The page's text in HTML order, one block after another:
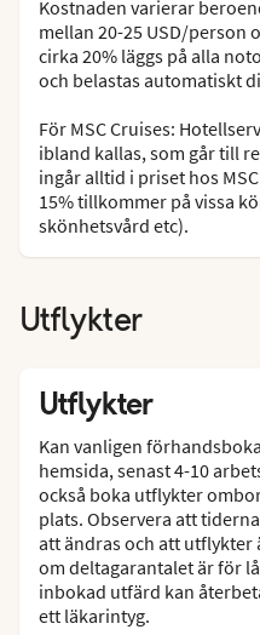
Kostnaden varierar
mellan 20-25 USD/person
cirka 20% läggs på alla
och belastas automatiskt
För MSC Cruises:
ibland kallas, som går till
ingår alltid i priset hos
15% tillkommer på vissa
skönhetsvård etc).
Utflykter
Utflykter
Kan vanligen
hemsida, senast 4-10
också boka utflykter
plats. Observera att
att ändras och att utflykter
om deltagarantalet är för
inbokad utfärd kan
ett läkarintyg.